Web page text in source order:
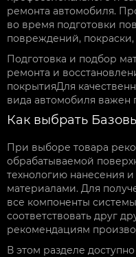
ремонта автомобиля.
во время подготовки
повреждений,
Подготовка и подбор
ремонта и
покрытияДля
вида автомобиля важен
Как выбрать
При выборе товара
обрабатываемой
технологию нанесения
материалами. Для
все компоненты
соответствовать друг
рекомендациям
В этом разделе доступно